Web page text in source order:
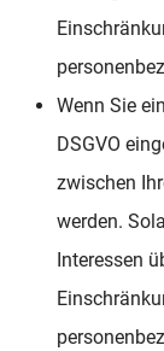
Wenn Sie
DSGVO
zwischen
werden.
Interessen